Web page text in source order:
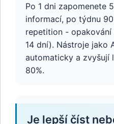
Po 1 dni zapomenete
informací, po týdnu
repetition - opakování
14 dní). Nástroje jako
automaticky a zvyšují
80%.
Je lepší číst